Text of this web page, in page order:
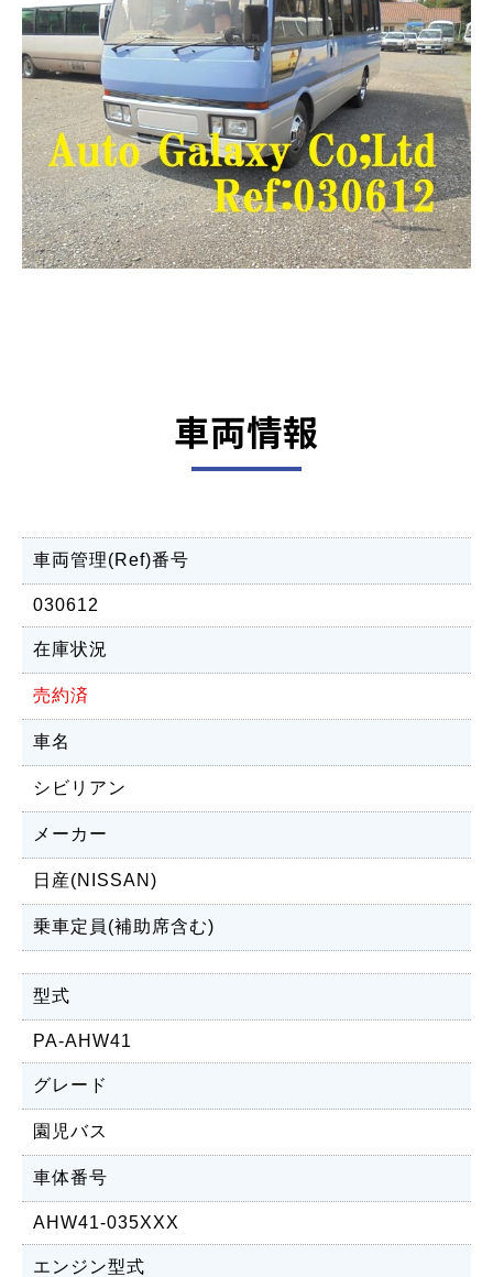
車両情報
車両管理(Ref)番号
030612
在庫状況
売約済
車名
シビリアン
メーカー
日産(NISSAN)
乗車定員(補助席含む)
型式
PA-AHW41
グレード
園児バス
車体番号
AHW41-035XXX
エンジン型式